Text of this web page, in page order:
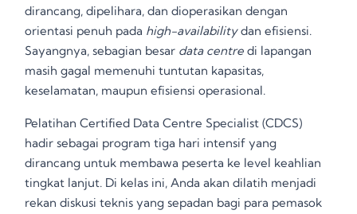
dirancang, dipelihara, dan dioperasikan dengan
orientasi penuh pada high-availabilitydan efisiensi.
Sayangnya, sebagian besar data centre di lapangan
masih gagal memenuhi tuntutan kapasitas,
keselamatan, maupun efisiensi operasional.
Pelatihan Certified Data Centre Specialist (CDCS)
hadir sebagai program tiga hari intensif yang
dirancang untuk membawa peserta ke level keahlian
tingkat lanjut. Di kelas ini, Anda akan dilatih menjadi
rekan diskusi teknis yang sepadan bagi para pemasok